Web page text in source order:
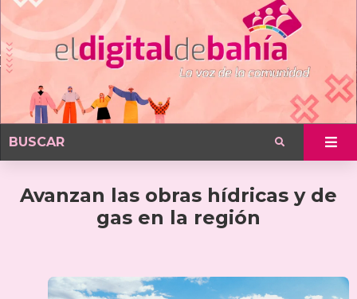
Avanzan las obras hídricas y de
gas en la región